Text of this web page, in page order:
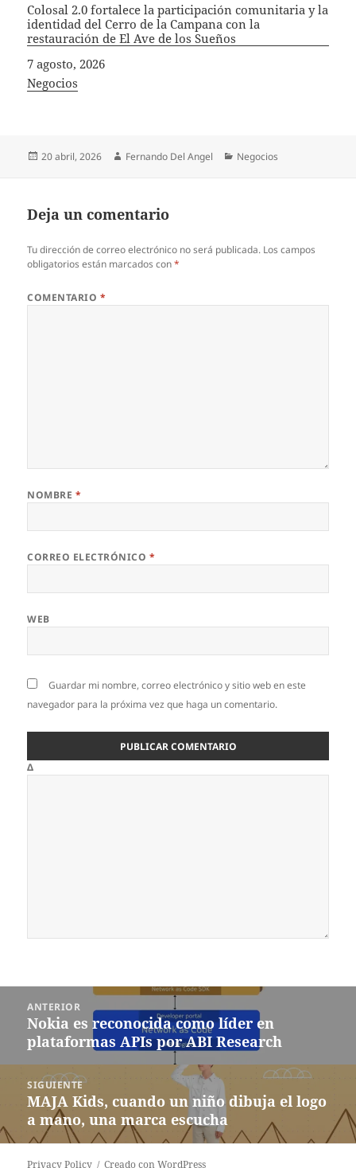
Colosal 2.0 fortalece la participación comunitaria y la
identidad del Cerro de la Campana con la
restauración de El Ave de los Sueños
Fecha
7 agosto, 2026
In relation to
Negocios
Publicado
20 abril, 2026 Autor
Fernando Del Angel Categorías
Negocios
Deja un comentario
Tu dirección de correo electrónico no será publicada. Los campos
obligatorios están marcados con*
COMENTARIO *
NOMBRE *
CORREO ELECTRÓNICO *
WEB
Guardar mi nombre, correo electrónico y sitio web en este
navegador para la próxima vez que haga un comentario.
Δ
entradas
ANTERIOR
Entrada
anterior:
Nokia es reconocida como líder en
plataformas APIs por ABI Research
SIGUIENTE
Siguiente
entrada:
MAJA Kids, cuando un niño dibuja el logo
a mano, una marca escucha
Privacy Policy Creado con WordPress